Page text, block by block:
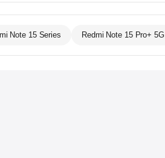
Note 15 Series Redmi Note 15 Pro+ 5G